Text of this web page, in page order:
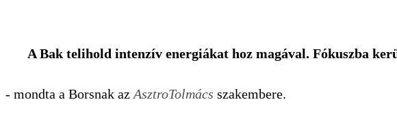
A Bak telihold intenzív energiákat hoz magával. Fókuszba
- mondta a Borsnak az AsztroTolmács szakembere.